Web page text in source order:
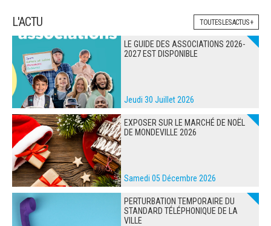
L'ACTU TOUTES LES ACTUS +
LE GUIDE DES ASSOCIATIONS 2026-
2027 EST DISPONIBLE
Jeudi 30 Juillet 2026
EXPOSER SUR LE MARCHÉ DE NOËL
DE MONDEVILLE 2026
Samedi 05 Décembre 2026
PERTURBATION TEMPORAIRE DU
STANDARD TÉLÉPHONIQUE DE LA
VILLE